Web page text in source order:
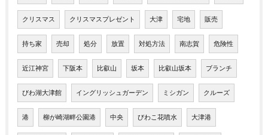
クリスマス クリスマスプレゼント 大津 宅地 販売
持ち家 売却 処分 放置 対処方法 南志賀 危険性
近江神宮 下阪本 比叡山 坂本 比叡山坂本 ブランチ
びわ湖大津館 イングリッシュガーデン ミシガン クルーズ
港 柳が崎湖畔公園港 中央 びわこ花噴水 大津港